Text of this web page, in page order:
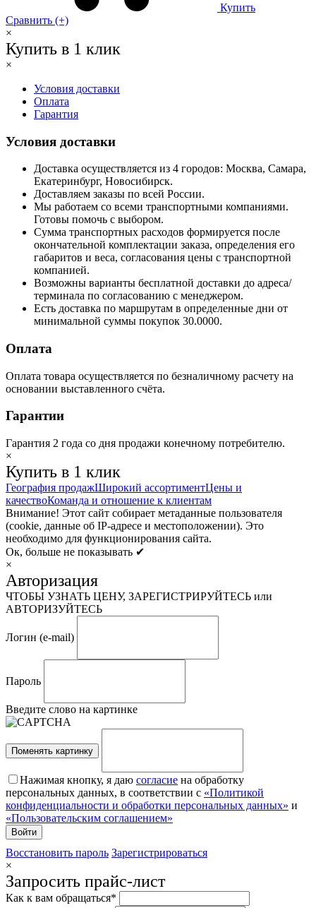
Купить
Сравнить (+)
×
Купить в 1 клик
×
Условия доставки
Оплата
Гарантия
Условия доставки
Доставка осуществляется из 4 городов: Москва, Самара,
Екатеринбург, Новосибирск.
Доставляем заказы по всей России.
Мы работаем со всеми транспортными компаниями.
Готовы помочь с выбором.
Сумма транспортных расходов формируется после
окончательной комплектации заказа, определения его
габаритов и веса, согласования цены с транспортной
компанией.
Возможны варианты бесплатной доставки до адреса/
терминала по согласованию с менеджером.
Есть доставка по маршрутам в определенные дни от
минимальной суммы покупок 30.0000.
Оплата
Оплата товара осуществляется по безналичному расчету на
основании выставленного счёта.
Гарантии
Гарантия 2 года со дня продажи конечному потребителю.
×
Купить в 1 клик
География продажШирокий ассортиментЦены и
качествоКоманда и отношение к клиентам
Внимание! Этот сайт собирает метаданные пользователя
(cookie, данные об IP-адресе и местоположении). Это
необходимо для функционирования сайта.
Ок, больше не показывать ✔
×
Авторизация
ЧТОБЫ УЗНАТЬ ЦЕНУ, ЗАРЕГИСТРИРУЙТЕСЬ или
АВТОРИЗУЙТЕСЬ
Логин (e-mail)
Пароль
Введите слово на картинке
Поменять картинку
Нажимая кнопку, я даю согласие на обработку
персональных данных, в соответствии с «Политикой
конфиденциальности и обработки персональных данных» и
«Пользовательским соглашением»
Восстановить пароль Зарегистрироваться
×
Запросить прайс-лист
Как к вам обращаться*